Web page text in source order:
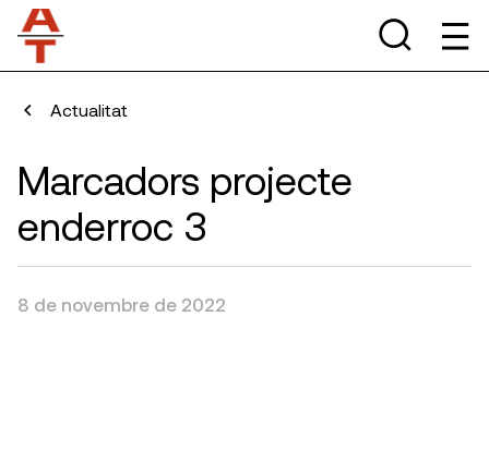
Actualitat
Marcadors projecte
enderroc 3
8 de novembre de 2022